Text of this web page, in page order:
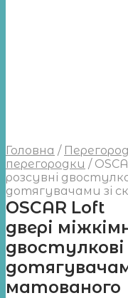
Головна /
перегородки /
розсувні
дотягувачами зі
OSCAR Loft
двері
матованого